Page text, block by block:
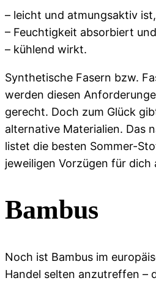
– leicht und atmungsaktiv ist,
– Feuchtigkeit absorbiert
– kühlend wirkt.
Synthetische Fasern bzw.
werden diesen
gerecht. Doch zum Glück
alternative Materialien. Das
listet die besten Sommer-
jeweiligen Vorzügen für dich
Bambus
Noch ist Bambus im
Handel selten anzutreffen –